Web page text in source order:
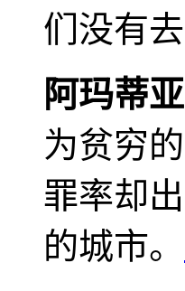
们没有
阿玛蒂
为贫穷
罪率却
的城市。